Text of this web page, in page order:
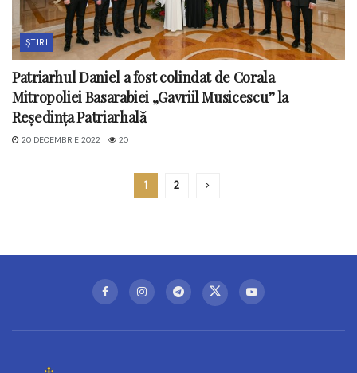
ȘTIRI
Patriarhul Daniel a fost colindat de Corala
Mitropoliei Basarabiei „Gavriil Musicescu” la
Reședința Patriarhală
20 DECEMBRIE 2022 20
1 2